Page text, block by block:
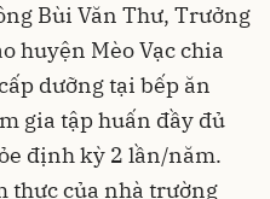
Bùi Văn Thư, Trưởng
huyện Mèo Vạc chia
dưỡng tại bếp ăn
gia tập huấn đầy đủ
định kỳ 2 lần/năm.
thực của nhà trường